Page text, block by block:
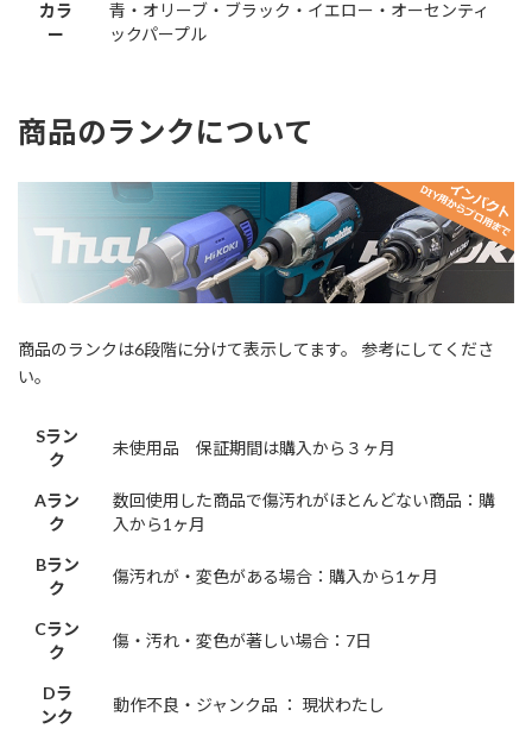
カラ
ー
青・オリーブ・ブラック・イエロー・オーセンティ
ックパープル
商品のランクについて
商品のランクは6段階に分けて表示してます。 参考にしてくださ
い。
Sラン
ク
未使用品 保証期間は購入から３ヶ月
Aラン
ク
数回使用した商品で傷汚れがほとんどない商品：購
入から1ヶ月
Bラン
ク
傷汚れが・変色がある場合：購入から1ヶ月
Cラン
ク
傷・汚れ・変色が著しい場合：7日
Dラ
ンク
動作不良・ジャンク品 ： 現状わたし